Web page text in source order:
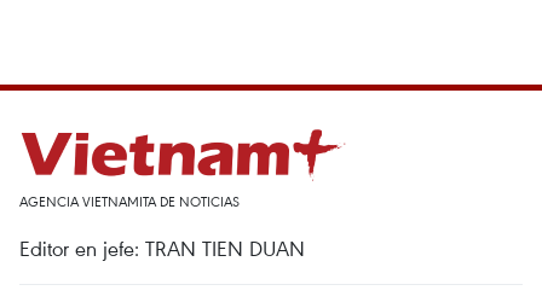
AGENCIA VIETNAMITA DE NOTICIAS
Editor en jefe: TRAN TIEN DUAN